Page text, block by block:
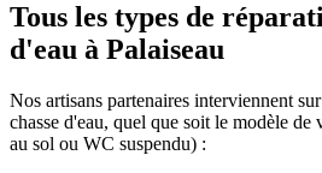
Tous les types de
d'eau à Palaiseau
Nos artisans partenaires interviennent
chasse d'eau, quel que soit le modèle
au sol ou WC suspendu) :